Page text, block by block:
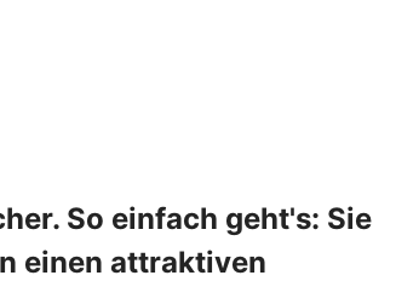
So einfach geht's: Sie
einen attraktiven